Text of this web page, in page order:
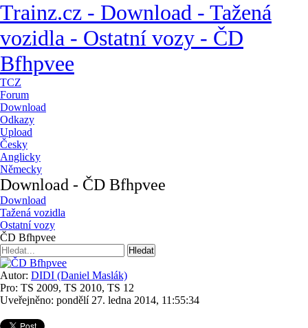
Trainz.cz - Download - Tažená
vozidla - Ostatní vozy - ČD
Bfhpvee
TCZ
Forum
Download
Odkazy
Upload
Česky
Anglicky
Německy
Download - ČD Bfhpvee
Download
Tažená vozidla
Ostatní vozy
ČD Bfhpvee
Autor: DIDI (Daniel Maslák)
Pro: TS 2009, TS 2010, TS 12
Uveřejněno: pondělí 27. ledna 2014, 11:55:34